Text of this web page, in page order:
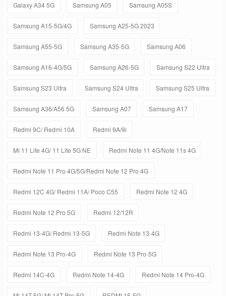
Galaxy A34 5G Samsung A05 Samsung A05S
Samsung A15-5G/4G Samsung A25-5G 2023
Samsung A55-5G Samsung A35-5G Samsung A06
Samsung A16-4G/5G Samsung A26-5G Samsung S22 Ultra
Samsung S23 Ultra Samsung S24 Ultra Samsung S25 Ultra
Samsung A36/A56 5G Samsung A07 Samsung A17
Redmi 9C/ Redmi 10A Redmi 9A/9i
Mi 11 Lite 4G/ 11 Lite 5G NE Redmi Note 11 4G/Note 11s 4G
Redmi Note 11 Pro 4G/5G/Redmi Note 12 Pro 4G
Redmi 12C 4G/ Redmi 11A/ Poco C55 Redmi Note 12 4G
Redmi Note 12 Pro 5G Redmi 12/12R
Redmi 13-4G/ Redmi 13-5G Redmi Note 13-4G
Redmi Note 13 Pro-4G Redmi Note 13 Pro-5G
Redmi 14C-4G Redmi Note 14-4G Redmi Note 14 Pro-4G